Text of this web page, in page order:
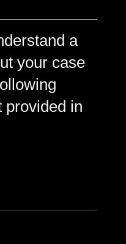
a
your case
provided in